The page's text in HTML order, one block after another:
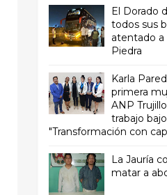
El Dorado
todos sus
atentado a
Piedra
Karla
primera
ANP
trabajo
"Transformación con
La Jauría
matar a